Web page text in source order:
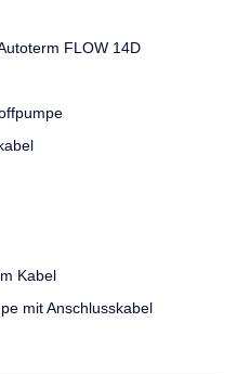
FLOW 14D
Kabel
mit Anschlusskabel